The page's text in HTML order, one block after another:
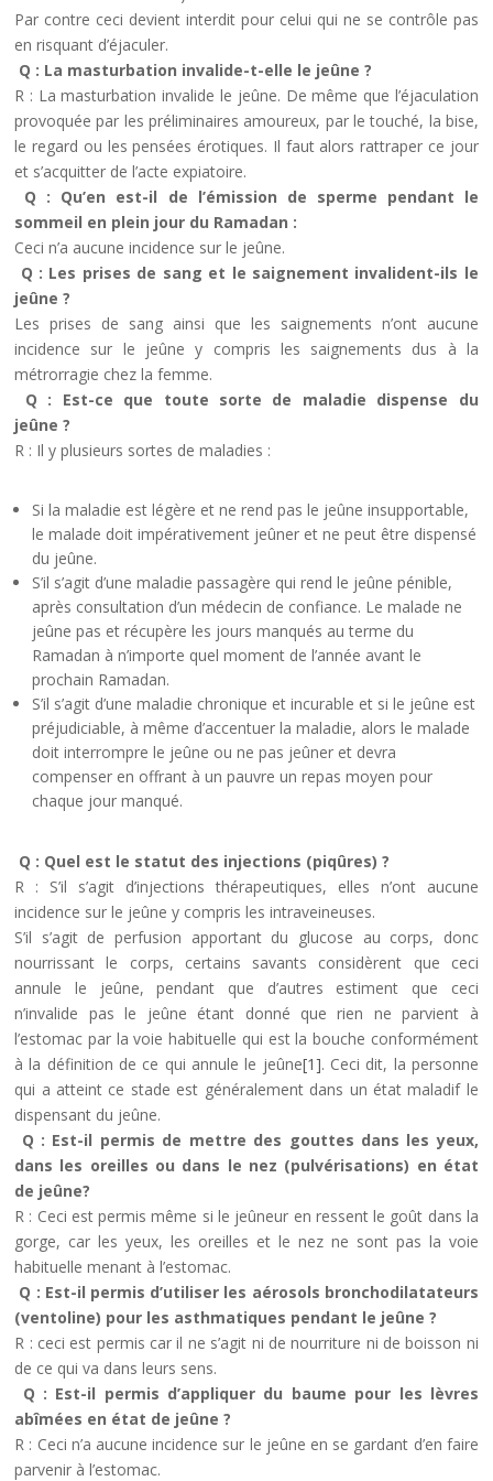
Par contre ceci devient interdit pour celui qui ne se contrôle pas
en risquant d’éjaculer.
Q : La masturbation invalide-t-elle le jeûne ?
R : La masturbation invalide le jeûne. De même que l’éjaculation
provoquée par les préliminaires amoureux, par le touché, la bise,
le regard ou les pensées érotiques. Il faut alors rattraper ce jour
et s’acquitter de l’acte expiatoire.
Q : Qu’en est-il de l’émission de sperme pendant le
sommeil en plein jour du Ramadan :
Ceci n’a aucune incidence sur le jeûne.
Q : Les prises de sang et le saignement invalident-ils le
jeûne ?
Les prises de sang ainsi que les saignements n’ont aucune
incidence sur le jeûne y compris les saignements dus à la
métrorragie chez la femme.
Q : Est-ce que toute sorte de maladie dispense du
jeûne ?
R : Il y plusieurs sortes de maladies :
Si la maladie est légère et ne rend pas le jeûne insupportable,
le malade doit impérativement jeûner et ne peut être dispensé
du jeûne.
S’il s’agit d’une maladie passagère qui rend le jeûne pénible,
après consultation d’un médecin de confiance. Le malade ne
jeûne pas et récupère les jours manqués au terme du
Ramadan à n’importe quel moment de l’année avant le
prochain Ramadan.
S’il s’agit d’une maladie chronique et incurable et si le jeûne est
préjudiciable, à même d’accentuer la maladie, alors le malade
doit interrompre le jeûne ou ne pas jeûner et devra
compenser en offrant à un pauvre un repas moyen pour
chaque jour manqué.
Q : Quel est le statut des injections (piqûres) ?
R : S’il s’agit d’injections thérapeutiques, elles n’ont aucune
incidence sur le jeûne y compris les intraveineuses.
S’il s’agit de perfusion apportant du glucose au corps, donc
nourrissant le corps, certains savants considèrent que ceci
annule le jeûne, pendant que d’autres estiment que ceci
n’invalide pas le jeûne étant donné que rien ne parvient à
l’estomac par la voie habituelle qui est la bouche conformément
à la définition de ce qui annule le jeûne[1]. Ceci dit, la personne
qui a atteint ce stade est généralement dans un état maladif le
dispensant du jeûne.
Q : Est-il permis de mettre des gouttes dans les yeux,
dans les oreilles ou dans le nez (pulvérisations) en état
de jeûne?
R : Ceci est permis même si le jeûneur en ressent le goût dans la
gorge, car les yeux, les oreilles et le nez ne sont pas la voie
habituelle menant à l’estomac.
Q : Est-il permis d’utiliser les aérosols bronchodilatateurs
(ventoline) pour les asthmatiques pendant le jeûne ?
R : ceci est permis car il ne s’agit ni de nourriture ni de boisson ni
de ce qui va dans leurs sens.
Q : Est-il permis d’appliquer du baume pour les lèvres
abîmées en état de jeûne ?
R : Ceci n’a aucune incidence sur le jeûne en se gardant d’en faire
parvenir à l’estomac.